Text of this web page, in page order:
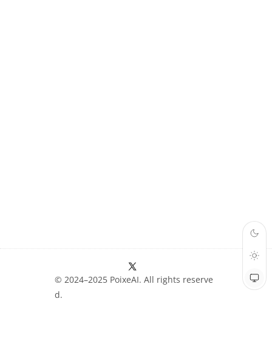
© 2024–2025 PoixeAI. All rights reserve
d.